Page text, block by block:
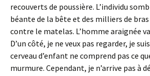
recouverts de poussière. L’individu
béante de la bête et des milliers de
contre le matelas. L’homme araignée
D’un côté, je ne veux pas regarder, je
cerveau d’enfant ne comprend pas ce
murmure. Cependant, je n’arrive pas à